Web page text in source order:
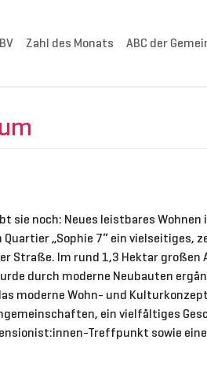
Zahl des Monats ABC der
sie noch: Neues leistbares
„Sophie 7“ ein
Straße. Im rund 1,3 Hektar großen
durch moderne Neubauten
moderne Wohn- und
ein vielfältiges
Treffpunkt sowie